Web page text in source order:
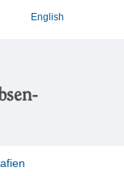
English